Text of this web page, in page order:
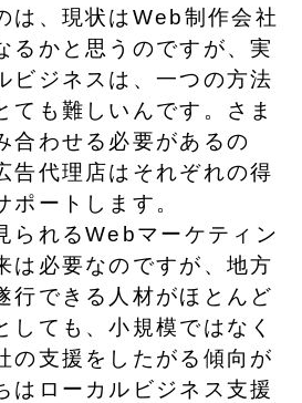
は、現状はWeb制作会社
るかと思うのですが、実
ビジネスは、一つの方法
ても難しいんです。さま
合わせる必要があるの
告代理店はそれぞれの得
ポートします。
られるWebマーケティン
は必要なのですが、地方
行できる人材がほとんど
しても、小規模ではなく
の支援をしたがる傾向が
はローカルビジネス支援